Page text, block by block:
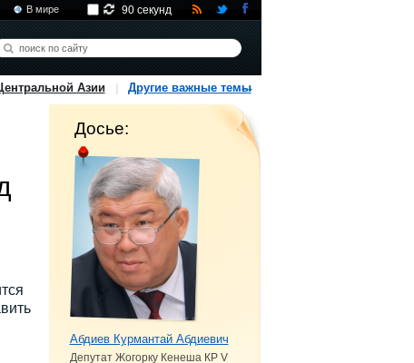
В мире 90 секунд
Азии Другие важные темы
Досье:
Абдиев Курмантай Абдиевич
Депутат Жогорку Кенеша КР V